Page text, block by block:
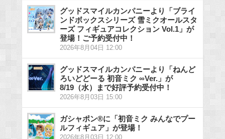
グッドスマイルカンパニーより「ブライ
ンドボックスシリーズ 雪ミクオールスタ
ーズ フィギュアコレクション Vol.1」が
登場！ご予約受付中！
2026年8月04日 12:00
グッドスマイルカンパニーより「ねんど
ろいどどーる 初音ミク ∞Ver.」が
8/19（水）まで好評予約受付中！
2026年8月03日 15:00
ガシャポン®に「初音ミク みんなでプー
ルフィギュア」が登場！
2026年8月03日 12:00